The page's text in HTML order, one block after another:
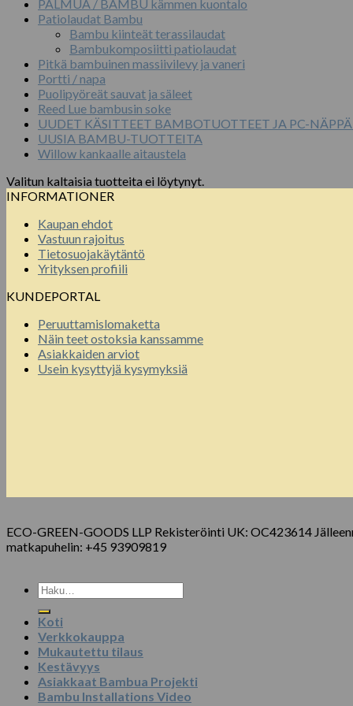
PALMUA / BAMBU kämmen kuontalo
Patiolaudat Bambu
Bambu kiinteät terassilaudat
Bambukomposiitti patiolaudat
Pitkä bambuinen massiivilevy ja vaneri
Portti / napa
Puolipyöreät sauvat ja säleet
Reed Lue bambusin soke
UUDET KÄSITTEET BAMBOTUOTTEET JA PC-
UUSIA BAMBU-TUOTTEITA
Willow kankaalle aitaustela
Valitun kaltaisia tuotteita ei löytynyt.
INFORMATIONER
Kaupan ehdot
Vastuun rajoitus
Tietosuojakäytäntö
Yrityksen profiili
KUNDEPORTAL
Peruuttamislomaketta
Näin teet ostoksia kanssamme
Asiakkaiden arviot
Usein kysyttyjä kysymyksiä
ECO-GREEN-GOODS LLP Rekisteröinti UK: OC423614
matkapuhelin: +45 93909819
Etsi:
Koti
Verkkokauppa
Mukautettu tilaus
Kestävyys
Asiakkaat Bambua Projekti
Bambu Installations Video